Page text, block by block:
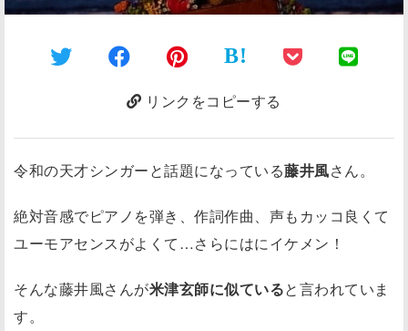
B!
リンクをコピーする
令和の天才シンガーと話題になっている藤井風さん。
絶対音感でピアノを弾き、作詞作曲、声もカッコ良くて
ユーモアセンスがよくて…さらにはにイケメン！
そんな藤井風さんが米津玄師に似ていると言われていま
す。